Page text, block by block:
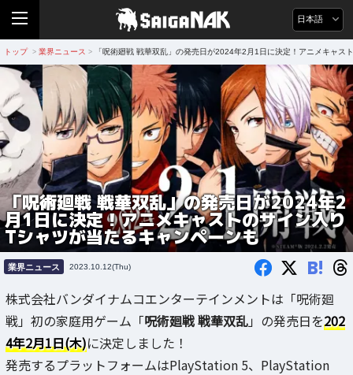
日本語
トップ > 業界ニュース > 「呪術廻戦 戦華双乱」の発売日が2024年2月1日に決定！アニメキャス
「呪術廻戦 戦華双乱」の発売日が2024年2
月1日に決定！アニメキャストのサイン入り
Tシャツが当たるキャンペーンも
業界ニュース 2023.10.12(Thu) B!
株式会社バンダイナムコエンターテインメントは「呪術廻
戦」初の家庭用ゲーム「呪術廻戦 戦華双乱」の発売日を202
4年2月1日(木)に決定しました！
発売するプラットフォームはPlayStation 5、PlayStation